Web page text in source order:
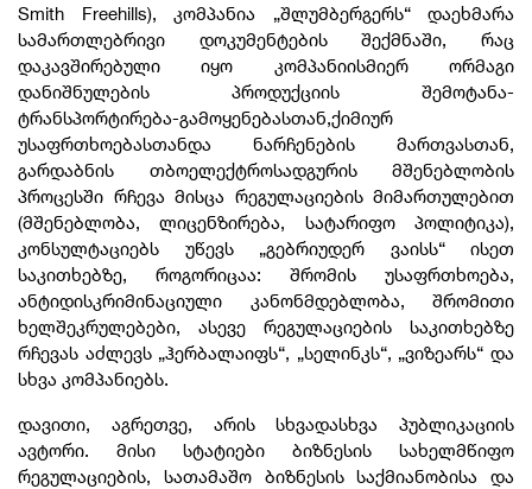
Smith Freehills), კომპანია „შლუმბერგერს“ დაეხმარა
სამართლებრივი დოკუმენტების შექმნაში, რაც
დაკავშირებული იყო კომპანიისმიერ ორმაგი
დანიშნულების პროდუქციის შემოტანა-
ტრანსპორტირება-გამოყენებასთან,ქიმიურ
უსაფრთხოებასთანდა ნარჩენების მართვასთან,
გარდაბნის თბოელექტროსადგურის მშენებლობის
პროცესში რჩევა მისცა რეგულაციების მიმართულებით
(მშენებლობა, ლიცენზირება, სატარიფო პოლიტიკა),
კონსულტაციებს უწევს „გებრიუდერ ვაისს“ ისეთ
საკითხებზე, როგორიცაა: შრომის უსაფრთხოება,
ანტიდისკრიმინაციული კანონმდებლობა, შრომითი
ხელშეკრულებები, ასევე რეგულაციების საკითხებზე
რჩევას აძლევს „ჰერბალაიფს“, „სელინკს“, „ვიზეარს“ და
სხვა კომპანიებს.
დავითი, აგრეთვე, არის სხვადასხვა პუბლიკაციის
ავტორი. მისი სტატიები ბიზნესის სახელმწიფო
რეგულაციების, სათამაშო ბიზნესის საქმიანობისა და